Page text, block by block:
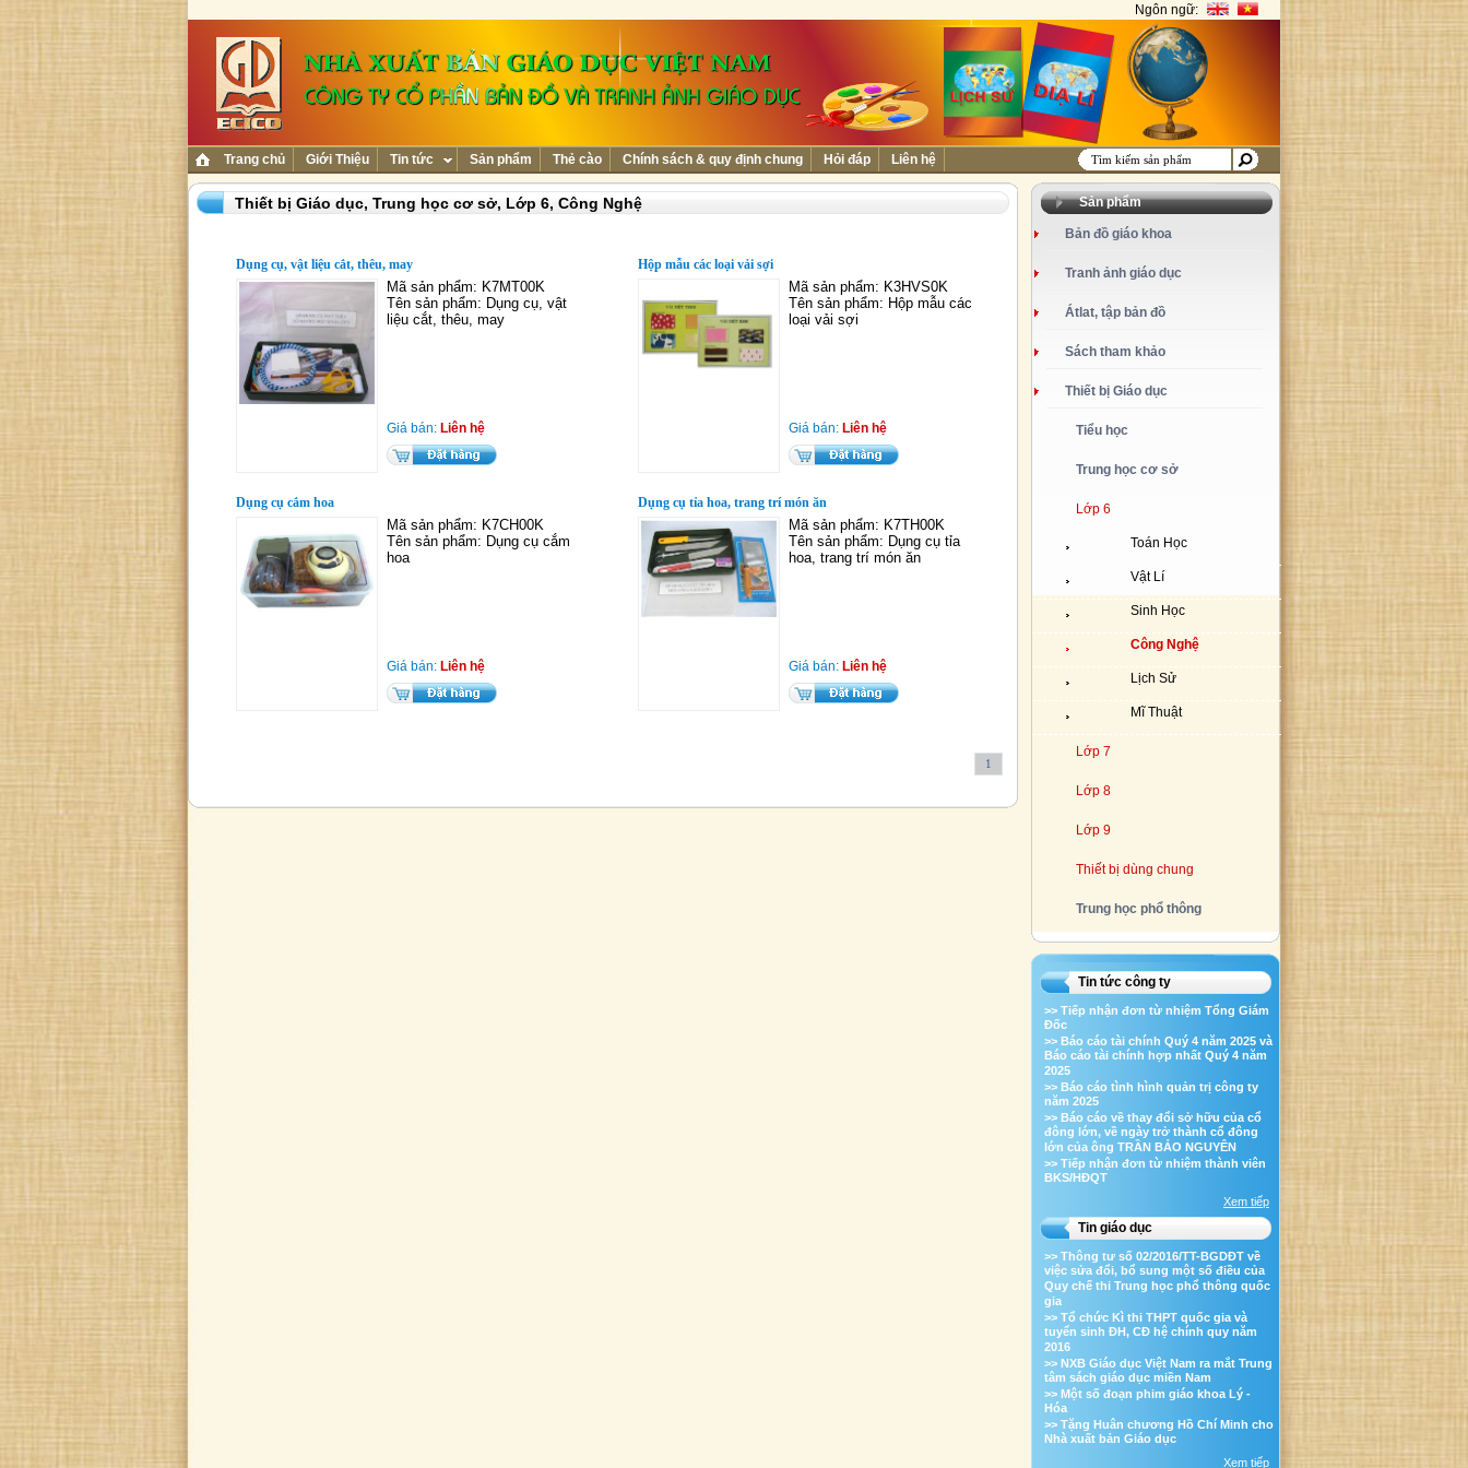
Ngôn ngữ:
Trang chủ Giới Thiệu Tin tức Sản phẩm Thẻ cào Chính sách & quy định chung Hỏi đáp Liên hệ
Thiết bị Giáo dục, Trung học cơ sở, Lớp 6, Công Nghệ
Dụng cụ, vật liệu cắt, thêu, may
Mã sản phẩm: K7MT00K
Tên sản phẩm: Dụng cụ, vật
liệu cắt, thêu, may
Giá bán: Liên hệ
Hộp mẫu các loại vải sợi
Mã sản phẩm: K3HVS0K
Tên sản phẩm: Hộp mẫu các
loại vải sợi
Giá bán: Liên hệ
Dụng cụ cắm hoa
Mã sản phẩm: K7CH00K
Tên sản phẩm: Dụng cụ cắm
hoa
Giá bán: Liên hệ
Dụng cụ tỉa hoa, trang trí món ăn
Mã sản phẩm: K7TH00K
Tên sản phẩm: Dụng cụ tỉa
hoa, trang trí món ăn
Giá bán: Liên hệ
1
Sản phẩm
Bản đồ giáo khoa
Tranh ảnh giáo dục
Átlat, tập bản đồ
Sách tham khảo
Thiết bị Giáo dục
Tiểu học
Trung học cơ sở
Lớp 6
Toán Học
Vật Lí
Sinh Học
Công Nghệ
Lịch Sử
Mĩ Thuật
Lớp 7
Lớp 8
Lớp 9
Thiết bị dùng chung
Trung học phổ thông
Tin tức công ty
>> Tiếp nhận đơn từ nhiệm Tổng Giám
Đốc
>> Báo cáo tài chính Quý 4 năm 2025 và
Báo cáo tài chính hợp nhất Quý 4 năm
2025
>> Báo cáo tình hình quản trị công ty
năm 2025
>> Báo cáo về thay đổi sở hữu của cổ
đông lớn, về ngày trở thành cổ đông
lớn của ông TRẦN BẢO NGUYÊN
>> Tiếp nhận đơn từ nhiệm thành viên
BKS/HĐQT
Xem tiếp
Tin giáo dục
>> Thông tư số 02/2016/TT-BGDĐT về
việc sửa đổi, bổ sung một số điều của
Quy chế thi Trung học phổ thông quốc
gia
>> Tổ chức Kì thi THPT quốc gia và
tuyển sinh ĐH, CĐ hệ chính quy năm
2016
>> NXB Giáo dục Việt Nam ra mắt Trung
tâm sách giáo dục miền Nam
>> Một số đoạn phim giáo khoa Lý -
Hóa
>> Tặng Huân chương Hồ Chí Minh cho
Nhà xuất bản Giáo dục
Xem tiếp